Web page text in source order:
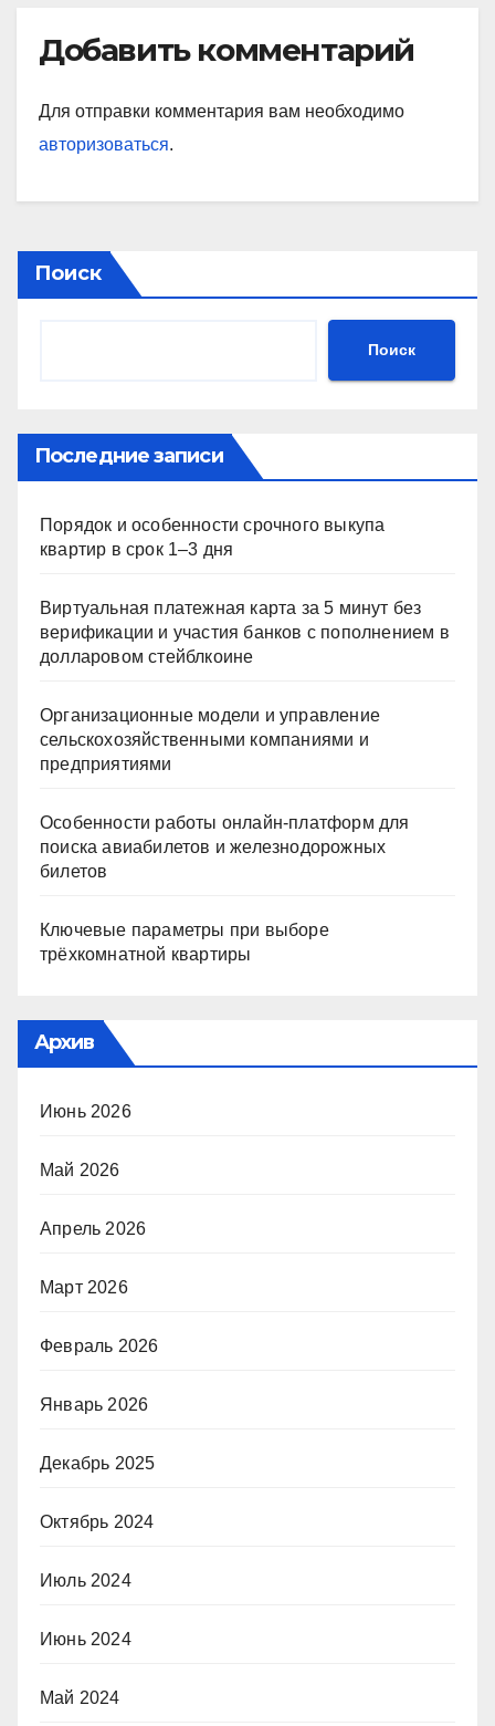
Добавить комментарий
Для отправки комментария вам необходимо
авторизоваться.
Поиск
Поиск
Последние записи
Порядок и особенности срочного выкупа
квартир в срок 1–3 дня
Виртуальная платежная карта за 5 минут без
верификации и участия банков с пополнением в
долларовом стейблкоине
Организационные модели и управление
сельскохозяйственными компаниями и
предприятиями
Особенности работы онлайн-платформ для
поиска авиабилетов и железнодорожных
билетов
Ключевые параметры при выборе
трёхкомнатной квартиры
Архив
Июнь 2026
Май 2026
Апрель 2026
Март 2026
Февраль 2026
Январь 2026
Декабрь 2025
Октябрь 2024
Июль 2024
Июнь 2024
Май 2024